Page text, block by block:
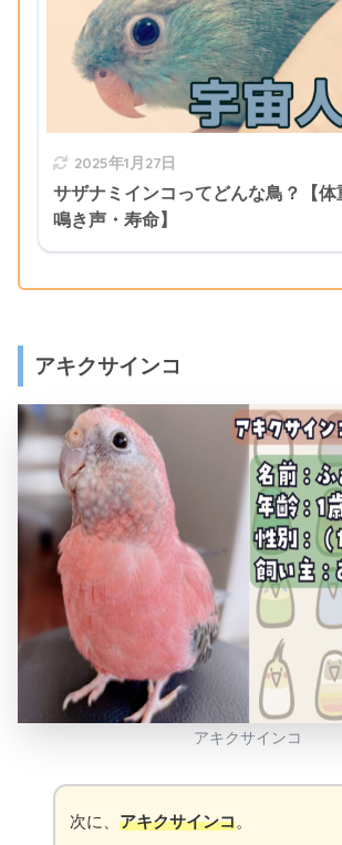
2025年1月27日
サザナミインコってどんな鳥？【体
鳴き声・寿命】
アキクサインコ
アキクサインコ
次に、 アキクサインコ。